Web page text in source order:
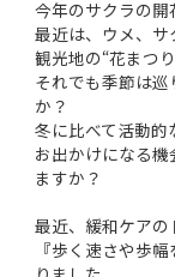
今年のサクラの
最近は、ウメ、
観光地の“花まつ
それでも季節は
か？
冬に比べて活動的
お出かけになる
ますか？
最近、緩和ケアの
『歩く速さや歩